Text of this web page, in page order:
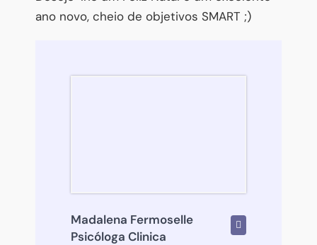
ano novo, cheio de objetivos SMART ;)
Madalena Fermoselle
Psicóloga Clinica